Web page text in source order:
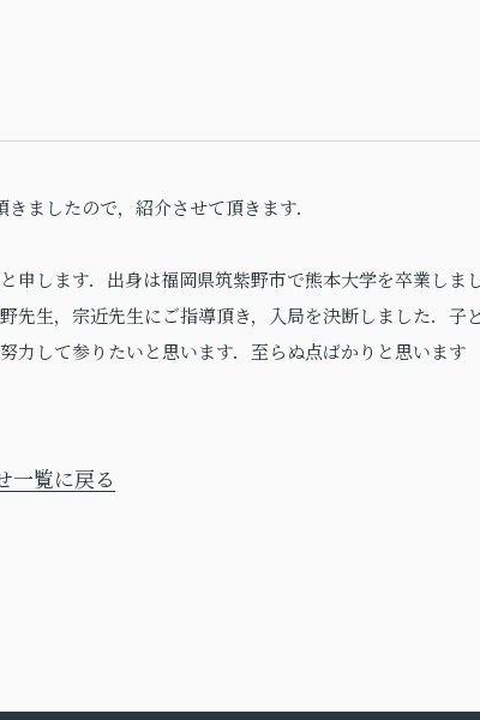
ましたので，紹介させて頂きます．
申します．出身は福岡県筑紫野市で熊本大学を卒業しま
先生，宗近先生にご指導頂き，入局を決断しました．子
力して参りたいと思います．至らぬ点ばかりと思います
一覧に戻る